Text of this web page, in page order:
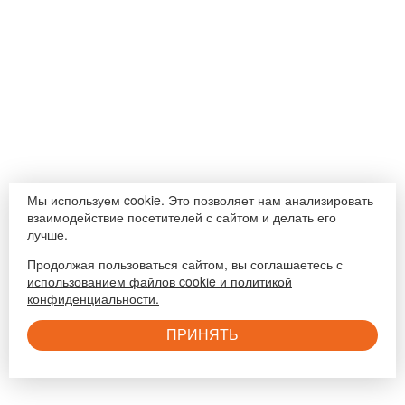
Мы используем cookie. Это позволяет нам анализировать
взаимодействие посетителей с сайтом и делать его
лучше.
Продолжая пользоваться сайтом, вы соглашаетесь с
использованием файлов cookie и политикой
конфиденциальности.
ПРИНЯТЬ